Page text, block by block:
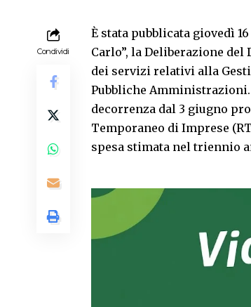
Condividi
È stata pubblicata giovedì
Carlo”, la Deliberazione del
dei servizi relativi alla
Pubbliche
decorrenza dal 3 giugno
Temporaneo di Imprese
spesa stimata nel triennio